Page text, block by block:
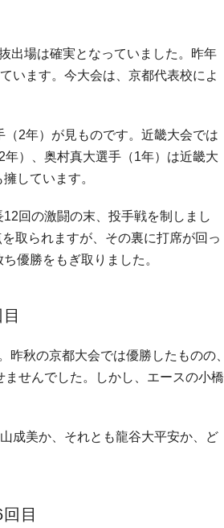
出場は確実となっていました。昨年
います。今大会は、京都代表校によ
2年）が見ものです。近畿大会では
）、奥村真大選手（1年）は近畿大
しています。
回の激闘の末、投手戦を制しまし
取られますが、その裏に打席が回っ
優勝をもぎ取りました。
秋の京都大会では優勝したものの、
せんでした。しかし、エースの小橋
成美か、それとも龍谷大平安か、ど
目